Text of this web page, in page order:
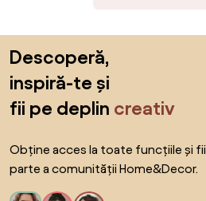
Descoperă,
inspiră-te și
fii pe deplin creativ
Obține acces la toate funcțiile și fii
parte a comunității Home&Decor.